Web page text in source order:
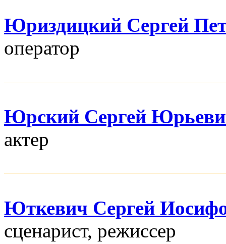
Юриздицкий Сергей
оператор
Юрский Сергей
актер
Юткевич Сергей
сценарист, режисcер